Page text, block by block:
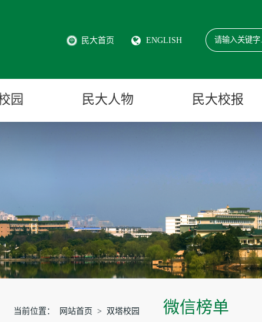
民大首页 ENGLISH
园 民大人物 民大校报
当前位置： 网站首页 > 双塔校园 微信榜单